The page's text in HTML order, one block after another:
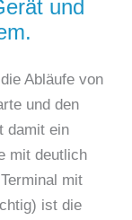
und
Abläufe von
und den
damit ein
mit deutlich
mit
ist die